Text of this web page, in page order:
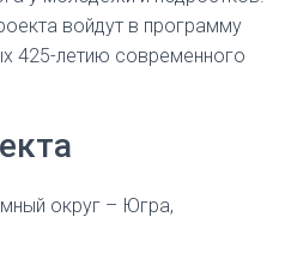
войдут в программу
425-летию современного
округ – Югра,